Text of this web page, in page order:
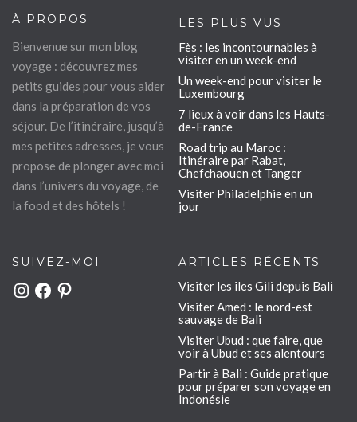
À PROPOS
Bienvenue sur mon blog
voyage : découvrez mes
petits guides pour vous aider
dans la préparation de vos
séjour. De l’itinéraire, jusqu’à
mes petites adresses, je vous
propose de plonger avec moi
dans l’univers du voyage, de
la food et des hôtels !
LES PLUS VUS
Fès : les incontournables à
visiter en un week-end
Un week-end pour visiter le
Luxembourg
7 lieux à voir dans les Hauts-
de-France
Road trip au Maroc :
Itinéraire par Rabat,
Chefchaouen et Tanger
Visiter Philadelphie en un
jour
SUIVEZ-MOI
Instagram
FacebookPinterest
ARTICLES RÉCENTS
Visiter les îles Gili depuis Bali
Visiter Amed : le nord-est
sauvage de Bali
Visiter Ubud : que faire, que
voir à Ubud et ses alentours
Partir à Bali : Guide pratique
pour préparer son voyage en
Indonésie